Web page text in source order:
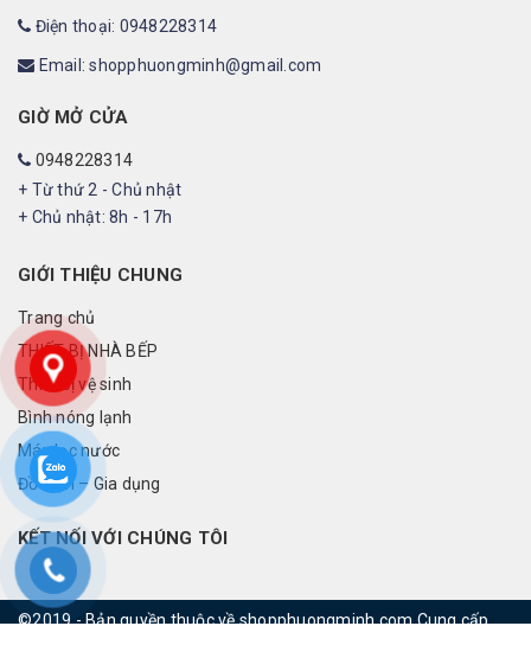
Điện thoại: 0948228314
Email: shopphuongminh@gmail.com
GIỜ MỞ CỬA
0948228314
+ Từ thứ 2 - Chủ nhật
+ Chủ nhật: 8h - 17h
GIỚI THIỆU CHUNG
Trang chủ
THIẾT BỊ NHÀ BẾP
Thiết bị vệ sinh
Bình nóng lạnh
Máy lọc nước
Đồ điện – Gia dụng
KẾT NỐI VỚI CHÚNG TÔI
©2019 - Bản quyền thuộc về shopphuongminh.comCung cấp